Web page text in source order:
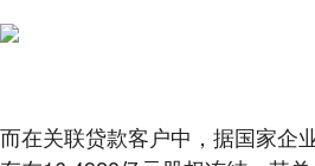
而在关联贷款客户中，据国家企